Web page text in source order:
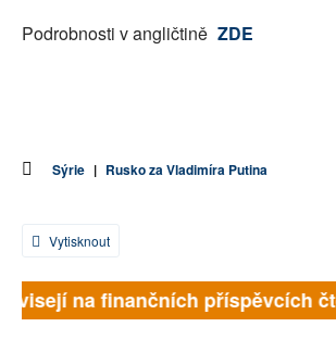
Podrobnosti v angličtině ZDE
Sýrie | Rusko za Vladimíra Putina
Vytisknout
na finančních příspěvcích